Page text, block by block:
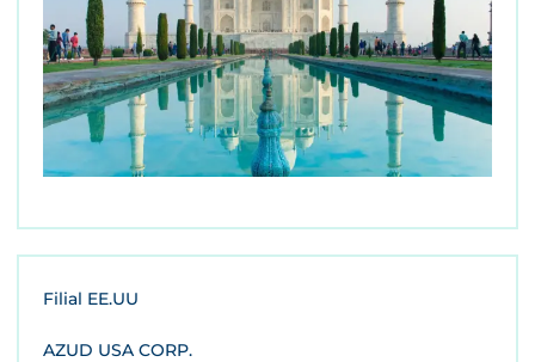
Filial EE.UU
AZUD USA CORP.